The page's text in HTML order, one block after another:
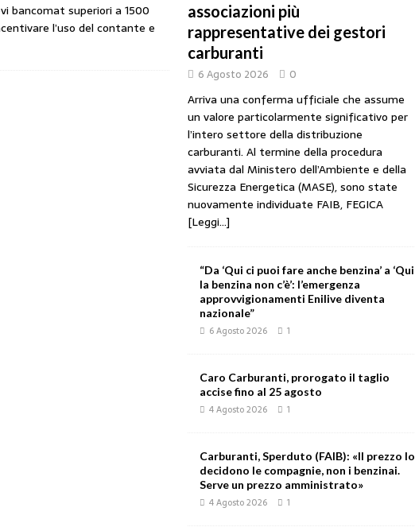
i gestori: intesa triennale firmata con Faib, Fegica e Figisc
COMUNICATI
Mimit: “I gestori non decidono i prezzi. Basta scaricare su di loro le
è libero: i controlli non diventino una presunzione di colpevolezza
SUI PRODOTTI ADULTERATI: ALTRA SITUAZIONE GRAVE MA NON SERIA
bancomat superiori a 1500
l’uso del contante e
associazioni più
rappresentative dei gestori
carburanti
6 Agosto 2026 0
Arriva una conferma ufficiale che assume
un valore particolarmente significativo per
l’intero settore della distribuzione
carburanti. Al termine della procedura
avviata dal Ministero dell’Ambiente e della
Sicurezza Energetica (MASE), sono state
nuovamente individuate FAIB, FEGICA
[Leggi...]
“Da ‘Qui ci puoi fare anche benzina’ a ‘Qui
la benzina non c’è’: l’emergenza
approvvigionamenti Enilive diventa
nazionale”
6 Agosto 2026 1
Caro Carburanti, prorogato il taglio
accise fino al 25 agosto
4 Agosto 2026 1
Carburanti, Sperduto (FAIB): «Il prezzo lo
decidono le compagnie, non i benzinai.
Serve un prezzo amministrato»
4 Agosto 2026 1